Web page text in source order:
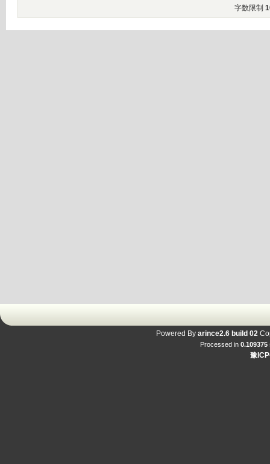
字数限制
Powered By arince2.6 build 02
Processed in 0.109375
豫